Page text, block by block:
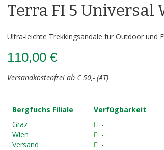
Terra FI 5 Universal
Ultra-leichte Trekkingsandale für Outdoor und
110,00 €
Versandkostenfrei ab € 50,- (AT)
Bergfuchs Filiale
Verfügbarkeit
Graz
-
Wien
-
Versand
-